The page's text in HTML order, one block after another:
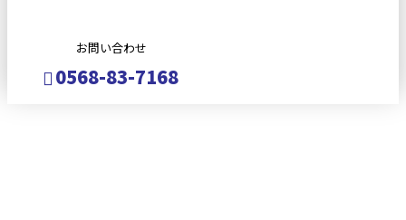
お問い合わせ
0568-83-7168